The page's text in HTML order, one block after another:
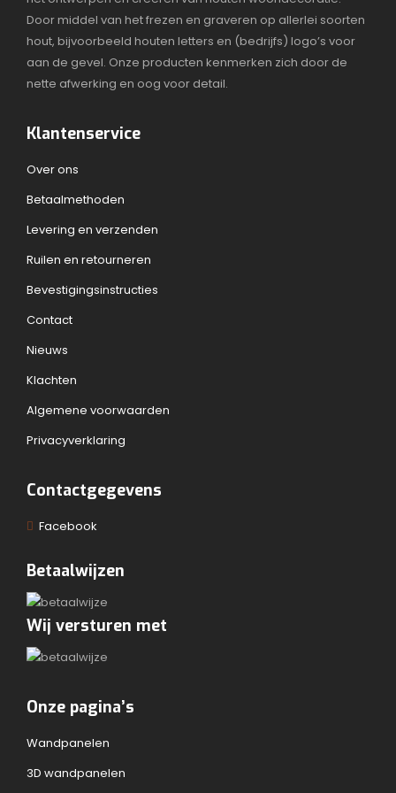
op
de
Door middel van het frezen en graveren op allerlei soorten
hout, bijvoorbeeld houten letters en (bedrijfs) logo’s voor
aan de gevel. Onze producten kenmerken zich door de
nette afwerking en oog voor detail.
Klantenservice
Over ons
Betaalmethoden
Levering en verzenden
Ruilen en retourneren
Bevestigingsinstructies
Contact
Nieuws
Klachten
Algemene voorwaarden
Privacyverklaring
Contactgegevens
Facebook
Betaalwijzen
Wij versturen met
Onze pagina’s
Wandpanelen
3D wandpanelen